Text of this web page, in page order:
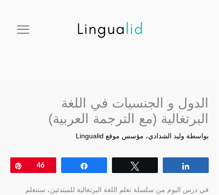
الدول و الجنسيات في اللغة
البرتغالية (مع الترجمة العربية)
بواسطة وليد الشدادي، مؤسس موقع Lingualid
Pin46
في درس اليوم من سلسلة تعلم اللغة البرتغالية للمبتدئين، سنتعلم